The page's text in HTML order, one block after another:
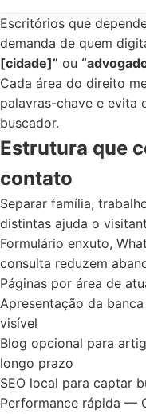
Escritórios que
demanda de quem
[cidade]” ou
Cada área do direito
palavras-chave e evita
buscador.
Estrutura que
contato
Separar família,
distintas ajuda o
Formulário enxuto,
consulta reduzem
Páginas por área de
Apresentação da
visível
Blog opcional para
longo prazo
SEO local para captar
Performance rápida —